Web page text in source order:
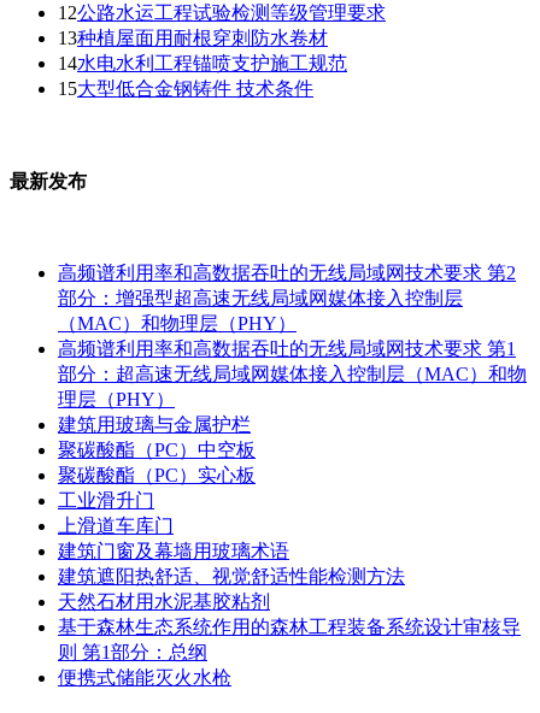
12公路水运工程试验检测等级管理要求
13种植屋面用耐根穿刺防水卷材
14水电水利工程锚喷支护施工规范
15大型低合金钢铸件 技术条件
最新发布
高频谱利用率和高数据吞吐的无线局域网技术要求 第2
部分：增强型超高速无线局域网媒体接入控制层
（MAC）和物理层（PHY）
高频谱利用率和高数据吞吐的无线局域网技术要求 第1
部分：超高速无线局域网媒体接入控制层（MAC）和物
理层（PHY）
建筑用玻璃与金属护栏
聚碳酸酯（PC）中空板
聚碳酸酯（PC）实心板
工业滑升门
上滑道车库门
建筑门窗及幕墙用玻璃术语
建筑遮阳热舒适、视觉舒适性能检测方法
天然石材用水泥基胶粘剂
基于森林生态系统作用的森林工程装备系统设计审核导
则 第1部分：总纲
便携式储能灭火水枪